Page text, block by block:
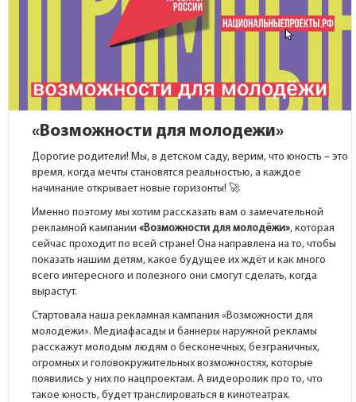
«Возможности для молодежи»
Дорогие родители! Мы, в детском саду, верим, что юность – это
время, когда мечты становятся реальностью, а каждое
начинание открывает новые горизонты! 🚀
Именно поэтому мы хотим рассказать вам о замечательной
рекламной кампании«Возможности для молодёжи», которая
сейчас проходит по всей стране! Она направлена на то, чтобы
показать нашим детям, какое будущее их ждёт и как много
всего интересного и полезного они смогут сделать, когда
вырастут.
Стартовала наша рекламная кампания «Возможности для
молодёжи». Медиафасады и баннеры наружной рекламы
расскажут молодым людям о бесконечных, безграничных,
огромных и головокружительных возможностях, которые
появились у них по нацпроектам. А видеоролик про то, что
такое юность, будет транслироваться в кинотеатрах.